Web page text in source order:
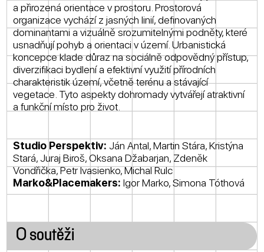
a přirozená orientace v prostoru. Prostorová
organizace vychází z jasných linií, definovaných
dominantami a vizuálně srozumitelnými podněty, které
usnadňují pohyb a orientaci v území. Urbanistická
koncepce klade důraz na sociálně odpovědný přístup,
diverzifikaci bydlení a efektivní využití přírodních
charakteristik území, včetně terénu a stávající
vegetace. Tyto aspekty dohromady vytvářejí atraktivní
a funkční místo pro život.
Studio Perspektiv: Ján Antal, Martin Stára, Kristýna
Stará, Juraj Biroš, Oksana Džabarjan, Zdeněk
Vondřička, Petr Ivasienko, Michal Rulc
Marko&Placemakers: Igor Marko, Simona Tóthová
O soutěži